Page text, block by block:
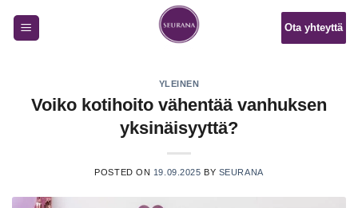
Ota yhteyttä
YLEINEN
Voiko kotihoito vähentää vanhuksen
yksinäisyyttä?
POSTED ON 19.09.2025 BY SEURANA